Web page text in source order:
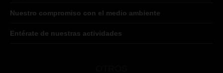
Nuestro compromiso con el medio ambiente
Entérate de nuestras actividades